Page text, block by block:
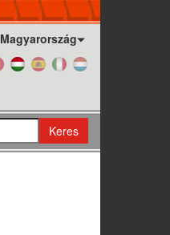
Magyarország
Keres